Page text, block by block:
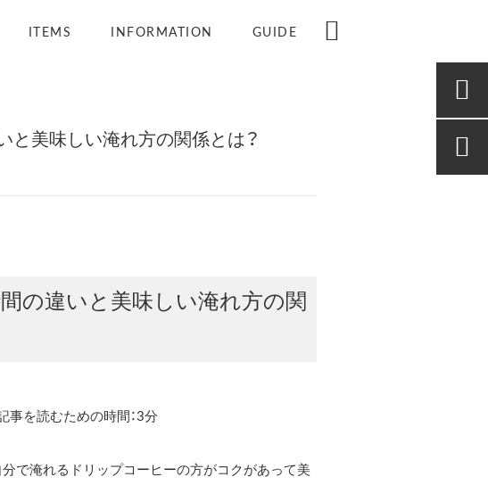
ITEMS INFORMATION GUIDE 
と美味しい淹れ方の関係とは？
の違いと美味しい淹れ方の関
事を読むための時間：3分
で淹れるドリップコーヒーの方がコクがあって美

